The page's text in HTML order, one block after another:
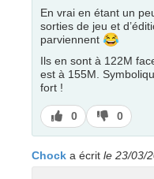
En vrai en étant un
sorties de jeu et
parviennent 😂
Ils en sont à 122M
est à 155M.
fort !
J’aime
0
J’aime
pas
0
Chock a écrit le 23/03/